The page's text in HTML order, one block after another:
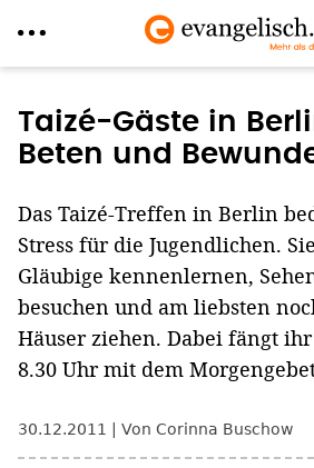
zum
Inhalt
Taizé-Gäste in
Beten und
Das Taizé-Treffen in Berlin
Stress für die Jugendlichen.
Gläubige kennenlernen,
besuchen und am liebsten
Häuser ziehen. Dabei fängt
8.30 Uhr mit dem
30.12.2011 Von Corinna Buschow